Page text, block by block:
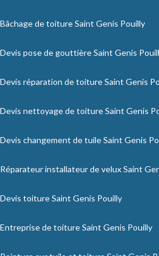
Bâchage de toiture Saint Genis Pouilly
Devis pose de gouttière Saint Genis
Devis réparation de toiture Saint Genis
Devis nettoyage de toiture Saint Genis
Devis changement de tuile Saint Genis
Réparateur installateur de velux Saint
Devis toiture Saint Genis Pouilly
Entreprise de toiture Saint Genis Pouilly